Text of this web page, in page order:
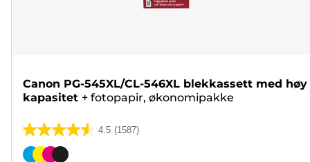
Canon PG-545XL/CL-546XL blekkassett med høy
kapasitet + fotopapir, økonomipakke
4.5 (1587)
4.5
av
Fargekassett